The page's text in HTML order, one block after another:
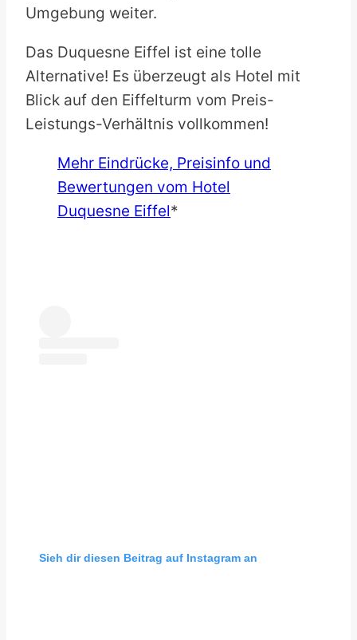
Umgebung weiter.
Das Duquesne Eiffel ist eine tolle
Alternative! Es überzeugt als Hotel mit
Blick auf den Eiffelturm vom Preis-
Leistungs-Verhältnis vollkommen!
Mehr Eindrücke, Preisinfo und
Bewertungen vom Hotel
Duquesne Eiffel*
Sieh dir diesen Beitrag auf Instagram an